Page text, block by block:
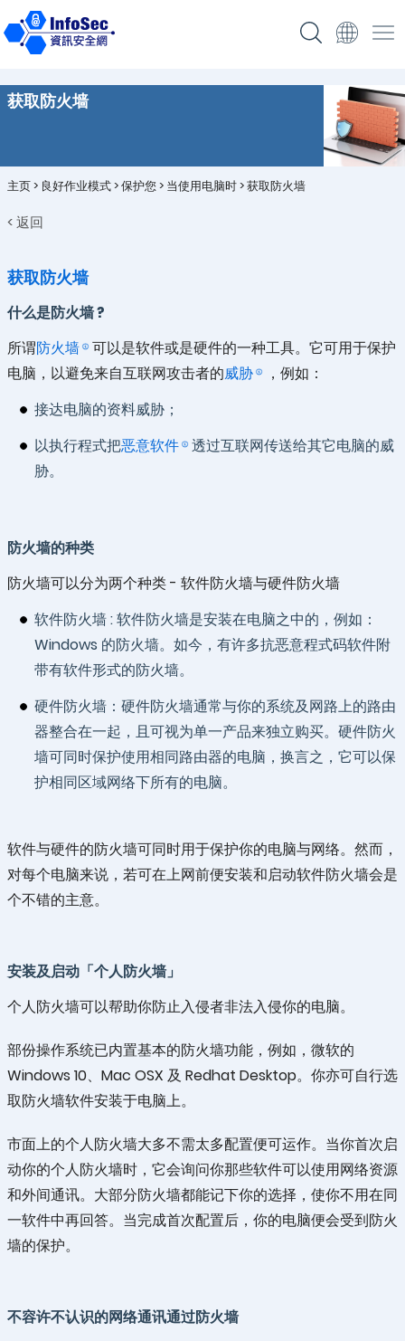
获取防火墙
主页> 良好作业模式>保护您> 当使用电脑时>获取防火墙
< 返回
获取防火墙
什么是防火墙 ?
所谓防火墙
可以是软件或是硬件的一种工具。它可用于保护
电脑，以避免来自互联网攻击者的威胁
，例如：
接达电脑的资料威胁；
以执行程式把恶意软件
透过互联网传送给其它电脑的威
胁。
防火墙的种类
防火墙可以分为两个种类 - 软件防火墙与硬件防火墙
软件防火墙 : 软件防火墙是安装在电脑之中的，例如：
Windows 的防火墙。如今，有许多抗恶意程式码软件附
带有软件形式的防火墙。
硬件防火墙：硬件防火墙通常与你的系统及网路上的路由
器整合在一起，且可视为单一产品来独立购买。硬件防火
墙可同时保护使用相同路由器的电脑，换言之，它可以保
护相同区域网络下所有的电脑。
软件与硬件的防火墙可同时用于保护你的电脑与网络。然而，
对每个电脑来说，若可在上网前便安装和启动软件防火墙会是
个不错的主意。
安装及启动「个人防火墙」
个人防火墙可以帮助你防止入侵者非法入侵你的电脑。
部份操作系统已内置基本的防火墙功能，例如，微软的
Windows 10、Mac OSX 及 Redhat Desktop。你亦可自行选
取防火墙软件安装于电脑上。
市面上的个人防火墙大多不需太多配置便可运作。当你首次启
动你的个人防火墙时，它会询问你那些软件可以使用网络资源
和外间通讯。大部分防火墙都能记下你的选择，使你不用在同
一软件中再回答。当完成首次配置后，你的电脑便会受到防火
墙的保护。
不容许不认识的网络通讯通过防火墙